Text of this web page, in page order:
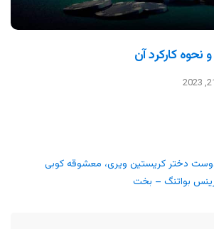
و نحوه کارکرد آن
دختر کریستین ویری، معشوقه کوبی
بواتنگ – بخت